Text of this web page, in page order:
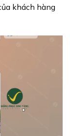
khách hàng